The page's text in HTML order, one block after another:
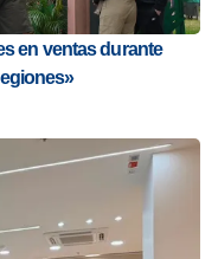
en ventas durante